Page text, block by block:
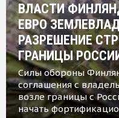
ВЛАСТИ
ЕВРО
РАЗРЕШЕНИЕ
ГРАНИЦЫ
Силы обороны
соглашения с
возле границы с
начать